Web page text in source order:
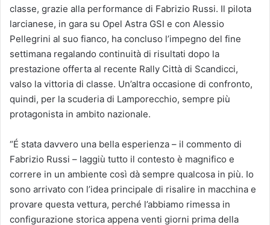
classe, grazie alla performance di Fabrizio Russi. Il pilota
larcianese, in gara su Opel Astra GSI e con Alessio
Pellegrini al suo fianco, ha concluso l’impegno del fine
settimana regalando continuità di risultati dopo la
prestazione offerta al recente Rally Città di Scandicci,
valso la vittoria di classe. Un’altra occasione di confronto,
quindi, per la scuderia di Lamporecchio, sempre più
protagonista in ambito nazionale.
“É stata davvero una bella esperienza – il commento di
Fabrizio Russi – laggiù tutto il contesto è magnifico e
correre in un ambiente così dà sempre qualcosa in più. Io
sono arrivato con l’idea principale di risalire in macchina e
provare questa vettura, perché l’abbiamo rimessa in
configurazione storica appena venti giorni prima della